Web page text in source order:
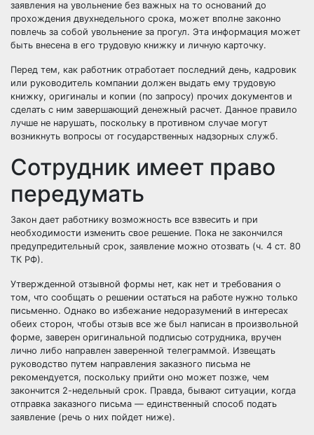
заявления на увольнение без важных на то оснований до
прохождения двухнедельного срока, может вполне законно
повлечь за собой увольнение за прогул. Эта информация может
быть внесена в его трудовую книжку и личную карточку.
Перед тем, как работник отработает последний день, кадровик
или руководитель компании должен выдать ему трудовую
книжку, оригиналы и копии (по запросу) прочих документов и
сделать с ним завершающий денежный расчет. Данное правило
лучше не нарушать, поскольку в противном случае могут
возникнуть вопросы от государственных надзорных служб.
Сотрудник имеет право
передумать
Закон дает работнику возможность все взвесить и при
необходимости изменить свое решение. Пока не закончился
предупредительный срок, заявление можно отозвать (ч. 4 ст. 80
ТК РФ).
Утвержденной отзывной формы нет, как нет и требования о
том, что сообщать о решении остаться на работе нужно только
письменно. Однако во избежание недоразумений в интересах
обеих сторон, чтобы отзыв все же был написан в произвольной
форме, заверен оригинальной подписью сотрудника, вручен
лично либо направлен заверенной телеграммой. Извещать
руководство путем направления заказного письма не
рекомендуется, поскольку прийти оно может позже, чем
закончится 2-недельный срок. Правда, бывают ситуации, когда
отправка заказного письма — единственный способ подать
заявление (речь о них пойдет ниже).